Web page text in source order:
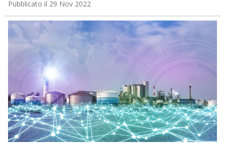
Pubblicato il 29 Nov 2022